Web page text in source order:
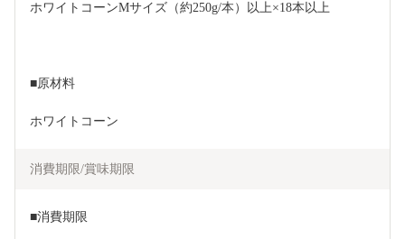
ホワイトコーンMサイズ（約250g/本）以上×18本以上
■原材料
ホワイトコーン
消費期限/賞味期限
■消費期限